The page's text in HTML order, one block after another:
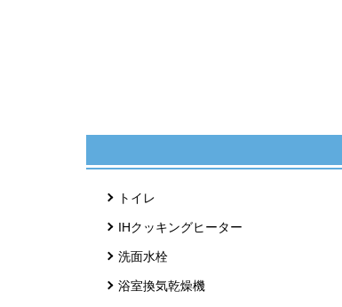
トイレ
IHクッキングヒーター
洗面水栓
浴室換気乾燥機